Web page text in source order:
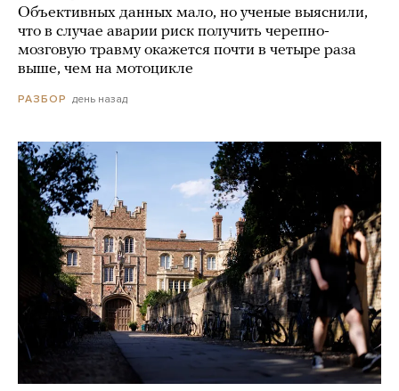
Объективных данных мало, но ученые выяснили,
что в случае аварии риск получить черепно-
мозговую травму окажется почти в четыре раза
выше, чем на мотоцикле
РАЗБОР день назад